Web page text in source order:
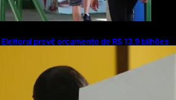
prevê orçamento de R$ 13,9 bilhões